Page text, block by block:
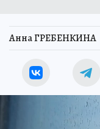
Анна ГРЕБЕНКИНА